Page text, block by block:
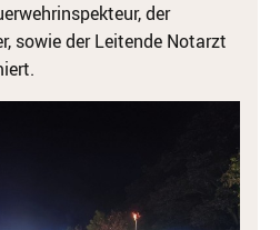
der
sowie der Leitende Notarzt